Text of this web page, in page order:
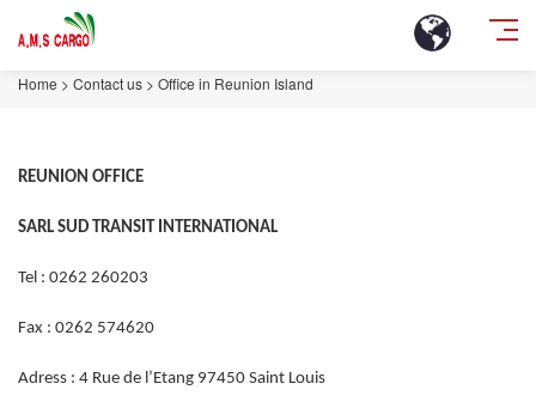
Home > Contact us > Office in Reunion Island
REUNION OFFICE
SARL SUD TRANSIT INTERNATIONAL
Tel : 0262 260203
Fax : 0262 574620
Adress : 4 Rue de l’Etang 97450 Saint Louis